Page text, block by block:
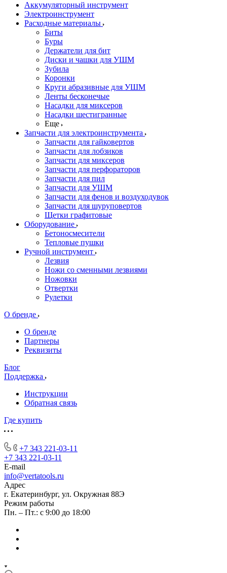
Аккумуляторный инструмент
Электроинструмент
Расходные материалы
Биты
Буры
Держатели для бит
Диски и чашки для УШМ
Зубила
Коронки
Круги абразивные для УШМ
Ленты бесконечые
Насадки для миксеров
Насадки шестигранные
Еще
Запчасти для электроинструмента
Запчасти для гайковертов
Запчасти для лобзиков
Запчасти для миксеров
Запчасти для перфораторов
Запчасти для пил
Запчасти для УШМ
Запчасти для фенов и воздуходувок
Запчасти для шуруповертов
Щетки графитовые
Оборудование
Бетоносмесители
Тепловые пушки
Ручной инструмент
Лезвия
Ножи со сменными лезвиями
Ножовки
Отвертки
Рулетки
О бренде
О бренде
Партнеры
Реквизиты
Блог
Поддержка
Инструкции
Обратная связь
Где купить
+7 343 221-03-11
+7 343 221-03-11
E-mail
info@vertatools.ru
Адрес
г. Екатеринбург, ул. Окружная 88Э
Режим работы
Пн. – Пт.: с 9:00 до 18:00